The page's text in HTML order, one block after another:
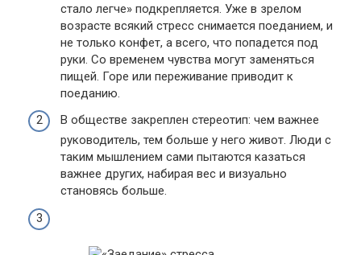
стало легче» подкрепляется. Уже в зрелом
возрасте всякий стресс снимается поеданием, и
не только конфет, а всего, что попадется под
руки. Со временем чувства могут заменяться
пищей. Горе или переживание приводит к
поеданию.
В обществе закреплен стереотип: чем важнее
руководитель, тем больше у него живот. Люди с
таким мышлением сами пытаются казаться
важнее других, набирая вес и визуально
становясь больше.